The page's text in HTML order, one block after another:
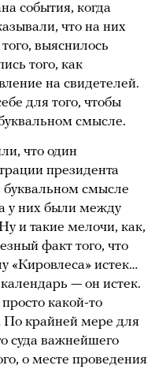
события, когда
что на них
выяснилось
того, как
на свидетелей.
для того, чтобы
смысле.
что один
президента
буквальном смысле
у них были между
и такие мелочи, как,
факт того, что
«Кировлеса» истек…
— он истек.
какой-то
По крайней мере для
суда важнейшего
о месте проведения